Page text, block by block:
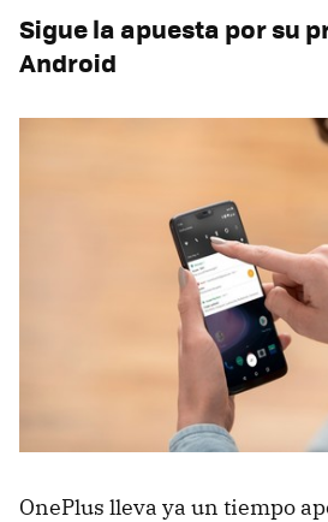
Sigue la apuesta por su
Android
OnePlus lleva ya un tiempo